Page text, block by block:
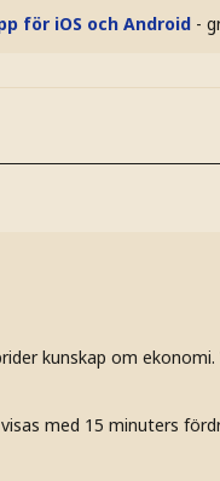
för iOS och Android -
kunskap om ekonomi.
med 15 minuters